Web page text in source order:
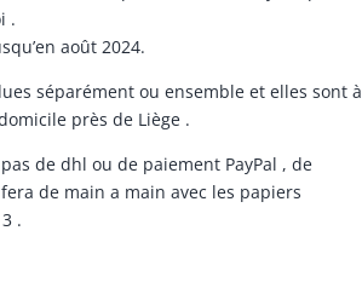
.
août 2024.
séparément ou ensemble et elles sont à
près de Liège .
de dhl ou de paiement PayPal , de
de main a main avec les papiers
.